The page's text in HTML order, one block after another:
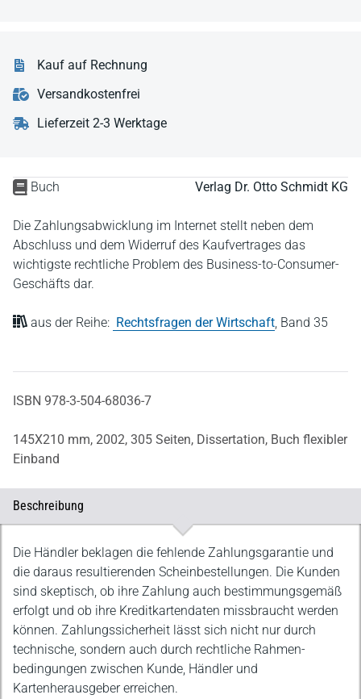
Buch Verlag Dr. Otto Schmidt KG
Die Zahlungsabwicklung im Internet stellt neben dem
Abschluss und dem Widerruf des Kaufvertrages das
wichtigste rechtliche Problem des Business-to-Consumer-
Geschäfts dar.
aus der Reihe: Rechtsfragen der Wirtschaft, Band 35
ISBN 978-3-504-68036-7
145X210 mm, 2002, 305 Seiten, Dissertation, Buch flexibler
Einband
Kauf auf Rechnung
Versandkostenfrei
Lieferzeit 2-3 Werktage
Beschreibung
Beschreibung
Die Händler beklagen die fehlende Zahlungsgarantie und
die daraus resultierenden Scheinbestellungen. Die Kunden
sind skeptisch, ob ihre Zahlung auch bestimmungsgemäß
erfolgt und ob ihre Kreditkartendaten missbraucht werden
können. Zahlungssicherheit lässt sich nicht nur durch
technische, sondern auch durch rechtliche Rahmen-
bedingungen zwischen Kunde, Händler und
Kartenherausgeber erreichen.